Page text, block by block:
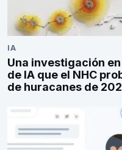
IA
Una investigación
de IA que el NHC
de huracanes de